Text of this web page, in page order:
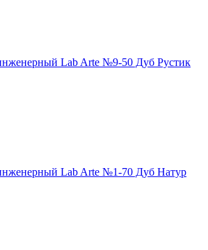
Lab Arte №9-50 Дуб Рустик
Lab Arte №1-70 Дуб Натур